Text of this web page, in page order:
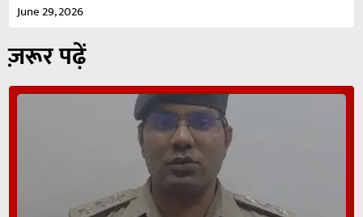
June 29, 2026
ज़रूर पढ़ें